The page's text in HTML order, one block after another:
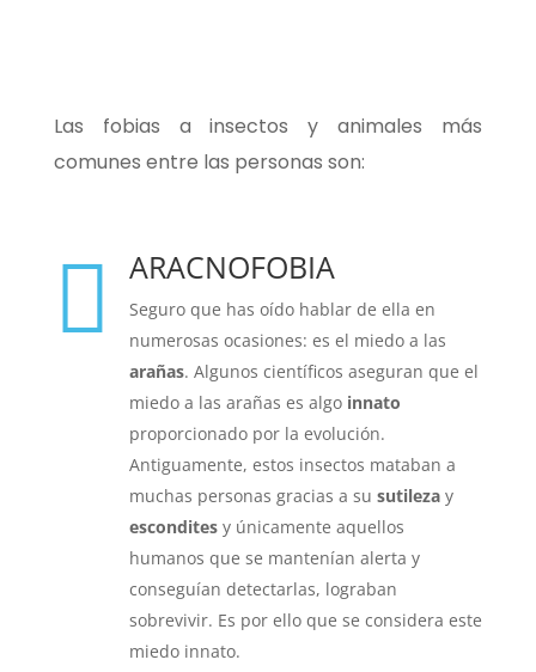
Las fobias a insectos y animales más
comunes entre las personas son:
 ARACNOFOBIA
Seguro que has oído hablar de ella en
numerosas ocasiones: es el miedo a las
arañas. Algunos científicos aseguran que el
miedo a las arañas es algo innato
proporcionado por la evolución.
Antiguamente, estos insectos mataban a
muchas personas gracias a su sutilezay
esconditesy únicamente aquellos
humanos que se mantenían alerta y
conseguían detectarlas, lograban
sobrevivir. Es por ello que se considera este
miedo innato.